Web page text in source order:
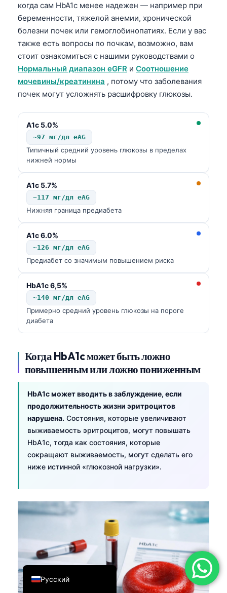
когда сам HbA1c менее надежен — например при
беременности, тяжелой анемии, хронической
болезни почек или гемоглобинопатиях. Если у вас
также есть вопросы по почкам, возможно, вам
стоит ознакомиться с нашими руководствами о
Нормальный диапазон eGFR и Соотношение
мочевины/креатинина , потому что заболевания
почек могут усложнять расшифровку глюкозы.
A1c 5.0%
~97 мг/дл eAG
Типичный средний уровень глюкозы в пределах
нижней нормы
A1c 5.7%
~117 мг/дл eAG
Нижняя граница предиабета
A1c 6.0%
~126 мг/дл eAG
Предиабет со значимым повышением риска
HbA1c 6,5%
~140 мг/дл eAG
Примерно средний уровень глюкозы на пороге
диабета
Когда HbA1c может быть ложно
повышенным или ложно пониженным
HbA1c может вводить в заблуждение, если
продолжительность жизни эритроцитов
нарушена. Состояния, которые увеличивают
выживаемость эритроцитов, могут повышать
HbA1c, тогда как состояния, которые
сокращают выживаемость, могут сделать его
ниже истинной «глюкозной нагрузки».
Русский
English
Deutsch
Français
Português
Ελληνικά
Türkçe
Română
فارسی
Nederlands
हिन्दी
Հայերեն
Íslenska
Svenska
Bosanski
Eesti
日本語
Čeština
ქართული
Lietuvių kalba
Polski
한국어
Slovenščina
Magyar
Shqip